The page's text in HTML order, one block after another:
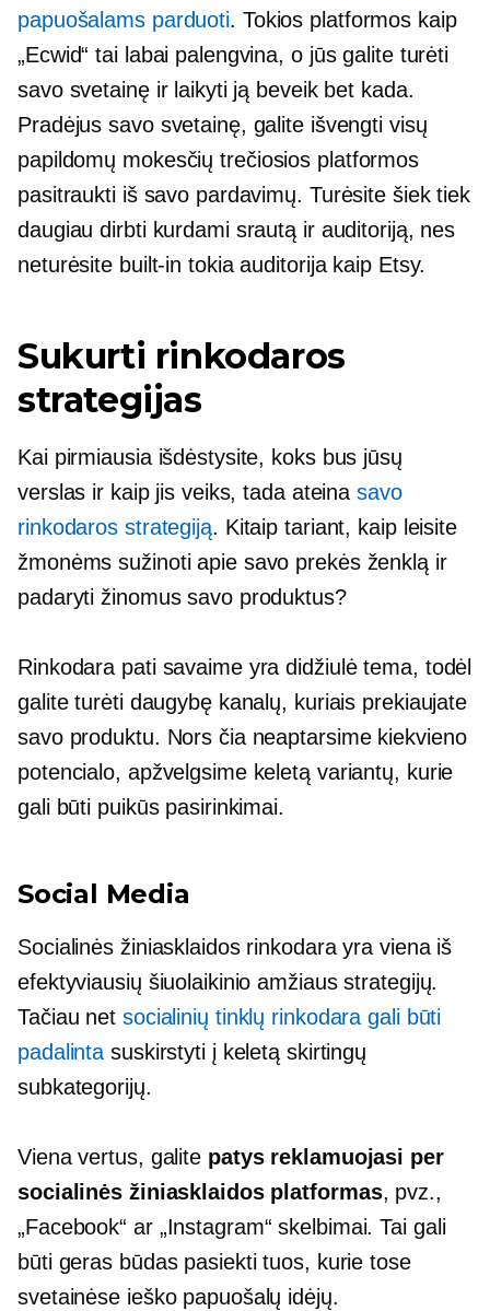
papuošalams parduoti. Tokios platformos kaip
„Ecwid“ tai labai palengvina, o jūs galite turėti
savo svetainę ir laikyti ją beveik bet kada.
Pradėjus savo svetainę, galite išvengti visų
papildomų mokesčiųtrečiosios platformos
pasitraukti iš savo pardavimų. Turėsite šiek tiek
daugiau dirbti kurdami srautą ir auditoriją, nes
neturėsite built-in tokia auditorija kaip Etsy.
Sukurti rinkodaros
strategijas
Kai pirmiausia išdėstysite, koks bus jūsų
verslas ir kaip jis veiks, tada ateinasavo
rinkodaros strategiją. Kitaip tariant, kaip leisite
žmonėms sužinoti apie savo prekės ženklą ir
padaryti žinomus savo produktus?
Rinkodara pati savaime yra didžiulė tema, todėl
galite turėti daugybę kanalų, kuriais prekiaujate
savo produktu. Nors čia neaptarsime kiekvieno
potencialo, apžvelgsime keletą variantų, kurie
gali būti puikūs pasirinkimai.
Social Media
Socialinės žiniasklaidos rinkodara yra viena iš
efektyviausių šiuolaikinio amžiaus strategijų.
Tačiau net socialinių tinklų rinkodara gali būti
padalinta suskirstyti į keletą skirtingų
subkategorijų.
Viena vertus, galite patys reklamuojasi per
socialinės žiniasklaidos platformas, pvz.,
„Facebook“ ar „Instagram“ skelbimai. Tai gali
būti geras būdas pasiekti tuos, kurie tose
svetainėse ieško papuošalų idėjų.